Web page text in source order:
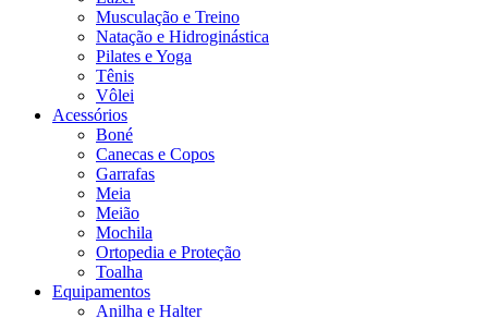
Musculação e Treino
Natação e Hidroginástica
Pilates e Yoga
Tênis
Vôlei
Acessórios
Boné
Canecas e Copos
Garrafas
Meia
Meião
Mochila
Ortopedia e Proteção
Toalha
Equipamentos
Anilha e Halter